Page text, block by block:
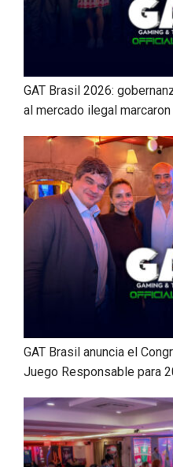
GAT Brasil 2026:
al mercado ilegal
GAT Brasil anuncia el
Juego Responsable para